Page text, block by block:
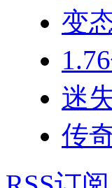
变
迷
传